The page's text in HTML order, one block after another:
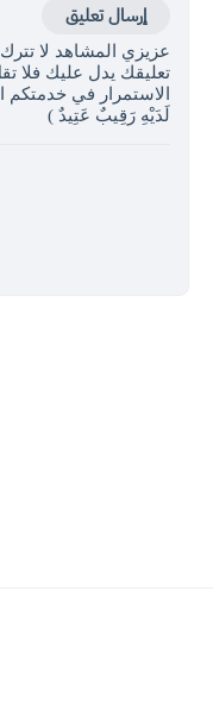
إرسال تعليق
عزيزي المشاهد لا
تعليقك يدل عليك فلا
الاستمرار في خدمتكم
لَدَيْهِ رَقِيبٌ عَتِيدٌ )